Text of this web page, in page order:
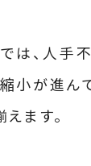
は、人手
小が進ん
ます。